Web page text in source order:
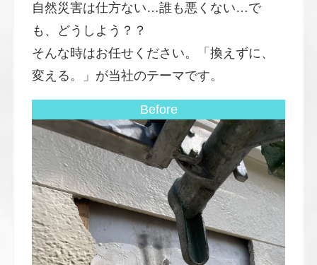
自然災害は仕方ない…誰も悪くない…で
も、どうしよう？？
そんな時はお任せください。「換えずに、
変える。」が当社のテーマです。
Before